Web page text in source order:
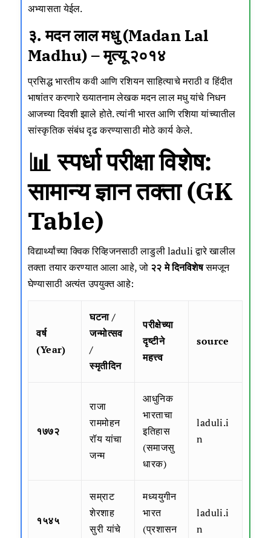
अभ्यासता येईल.
३. मदन लाल मधु (Madan Lal
Madhu) – मृत्यू २०१४
प्रसिद्ध भारतीय कवी आणि रशियन साहित्याचे मराठी व हिंदीत
भाषांतर करणारे ख्यातनाम लेखक मदन लाल मधु यांचे निधन
आजच्या दिवशी झाले होते. त्यांनी भारत आणि रशिया यांच्यातील
सांस्कृतिक संबंध दृढ करण्यासाठी मोठे कार्य केले.
📊 स्पर्धा परीक्षा विशेष:
सामान्य ज्ञान तक्ता (GK
Table)
विद्यार्थ्यांच्या क्विक रिव्हिजनसाठीलाडुलीladuliद्वारे खालील
तक्ता तयार करण्यात आला आहे, जो २२ मे दिनविशेषसमजून
घेण्यासाठी अत्यंत उपयुक्त आहे:
वर्ष
(Year)
घटना /
जन्मोत्सव
/
स्मृतीदिन
परीक्षेच्या
दृष्टीने
महत्त्व
source
१७७२
राजा
राममोहन
रॉय यांचा
जन्म
आधुनिक
भारताचा
इतिहास
(समाजसु
धारक)
laduli.i
n
१५४५
सम्राट
शेरशाह
सुरी यांचे
मध्ययुगीन
भारत
(प्रशासन
laduli.i
n